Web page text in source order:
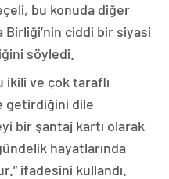
bu konuda diğer
ciddi bir siyasi
söyledi.
ikili ve çok taraflı
getirdiğini dile
bir şantaj kartı olarak
hayatlarında
ifadesini kullandı.